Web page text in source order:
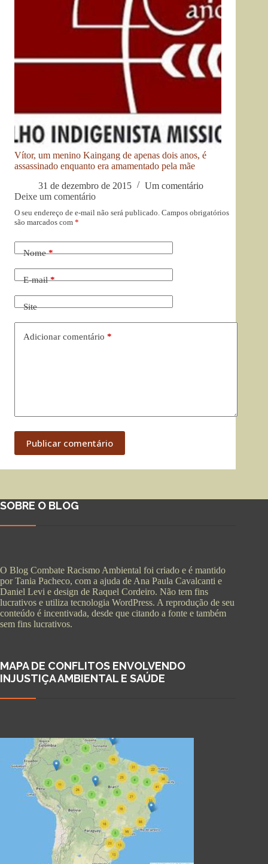
Vítor, um menino Kaingang de apenas dois anos, é
assassinado enquanto era amamentado pela mãe
31 de dezembro de 2015
Um comentário
Deixe um comentário
O seu endereço de e-mail não será publicado. Campos obrigatórios
são marcados com *
Nome*
E-mail*
Site
Adicionar comentário *
Publicar comentário
SOBRE O BLOG
O Blog Combate Racismo Ambiental foi criado e é mantido
por Tania Pacheco, com a ajuda de Ana Paula Cavalcanti e
Daniel Levi e design de Raquel Cordeiro. Não tem fins
lucrativos e utiliza tecnologia WordPress. A reprodução de seu
conteúdo é incentivada, desde que citando a fonte e também
sem fins lucrativos.
MAPA DE CONFLITOS ENVOLVENDO
INJUSTIÇA AMBIENTAL E SAÚDE